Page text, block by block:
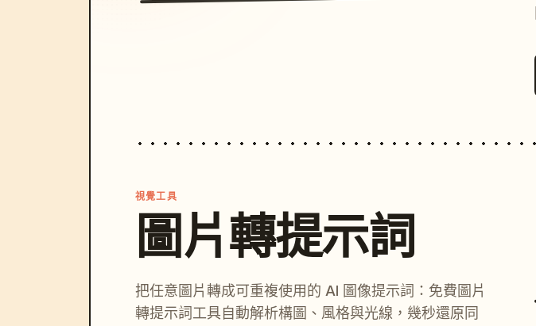
視覺工具
圖片轉提示詞
把任意圖片轉成可重複使用的 AI 圖像提示詞：免費圖片
轉提示詞工具自動解析構圖、風格與光線，幾秒還原同